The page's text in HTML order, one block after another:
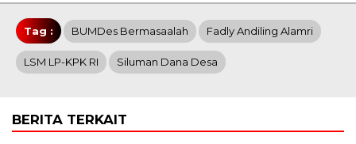
Tag : BUMDes Bermasaalah Fadly Andiling Alamri
LSM LP-KPK RI Siluman Dana Desa
BERITA TERKAIT